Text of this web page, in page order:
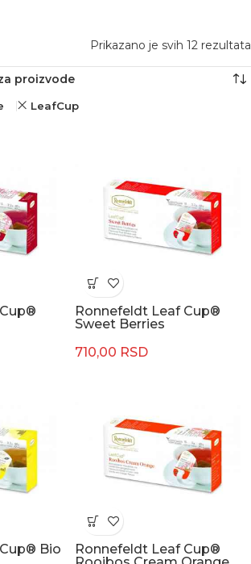
Prikazano je svih 12 rezultata
proizvode
LeafCup
Ronnefeldt Leaf Cup®
Sweet Berries
710,00 RSD
Bio
Ronnefeldt Leaf Cup®